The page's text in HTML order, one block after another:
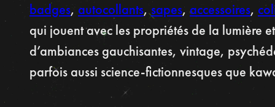
badges, autocollants,sapes, accessoires,
qui jouent avec les propriétés de la lumière
d’ambiances gauchisantes, vintage,
parfois aussi science-fictionnesques que